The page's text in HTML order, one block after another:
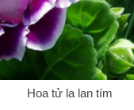
Hoa tử la lan tím